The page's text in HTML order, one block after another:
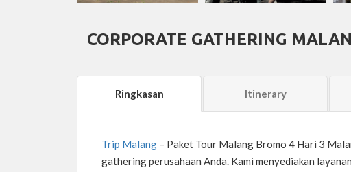
CORPORATE GATHERING
Ringkasan Itinerary
Trip Malang – Paket Tour Malang Bromo 4 Hari 3
gathering perusahaan Anda. Kami menyediakan